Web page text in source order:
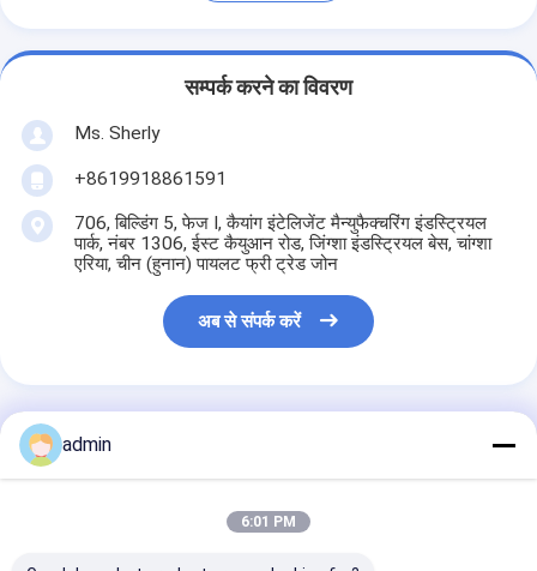
सम्पर्क करने का विवरण
Ms. Sherly
+8619918861591
706, बिल्डिंग 5, फेज I, कैयांग इंटेलिजेंट मैन्युफैक्चरिंग इंडस्ट्रियल
पार्क, नंबर 1306, ईस्ट कैयुआन रोड, जिंग्शा इंडस्ट्रियल बेस, चांग्शा
एरिया, चीन (हुनान) पायलट फ्री ट्रेड जोन
अब से संपर्क करें
बेलनाकार शराब की बोतलों के कार्टन
admin
6:01 PM